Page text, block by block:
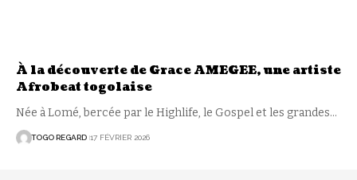
À la découverte de Grace AMEGEE, une artiste
Afrobeat togolaise
Née à Lomé, bercée par le Highlife, le Gospel et les grandes…
TOGO REGARD 17 FÉVRIER 2026